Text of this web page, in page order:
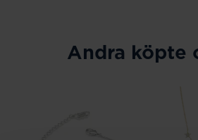
Andra köpte